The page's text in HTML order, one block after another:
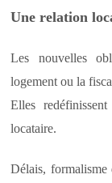
Une relation
Les nouvelles
logement ou la
Elles
locataire.
Délais, formalisme